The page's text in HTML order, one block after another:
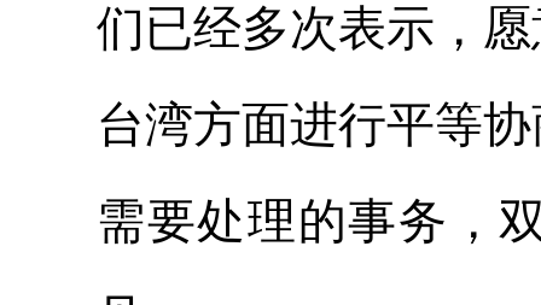
们已经多次表示，
台湾方面进行平等
需要处理的事务，